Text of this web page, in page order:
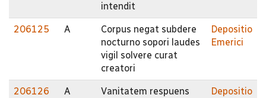
intendit
206125 A
Corpus negat subdere
nocturno sopori laudes
vigil solvere curat
creatori
Depositio
Emerici
206126 A
Vanitatem respuens
Depositio